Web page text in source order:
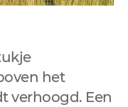
het
verhoogd. Een